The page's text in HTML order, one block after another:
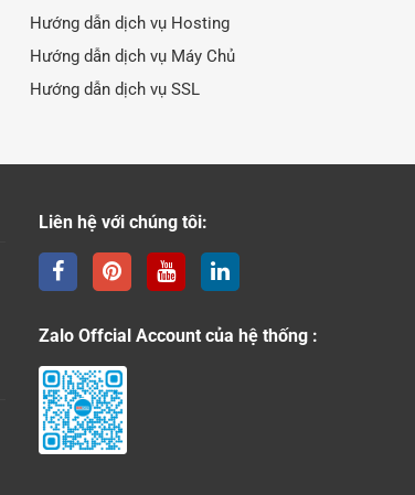
Hướng dẫn dịch vụ Hosting
Hướng dẫn dịch vụ Máy Chủ
Hướng dẫn dịch vụ SSL
Liên hệ với chúng tôi:
Zalo Offcial Account của hệ thống :